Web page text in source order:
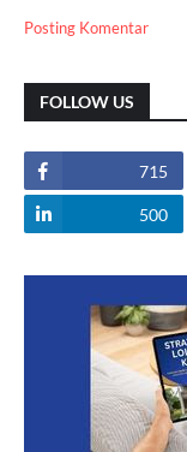
Posting Komentar
FOLLOW US
715
500